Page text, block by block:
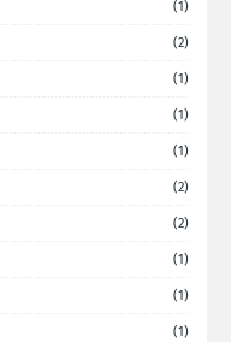
(1)
(2)
(1)
(1)
(1)
(2)
(2)
(1)
(1)
(1)